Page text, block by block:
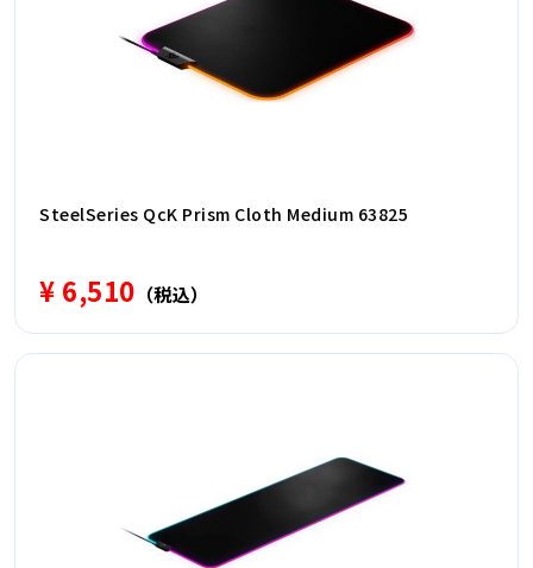
SteelSeries QcK Prism Cloth Medium 63825
¥ 6,510 （税込）